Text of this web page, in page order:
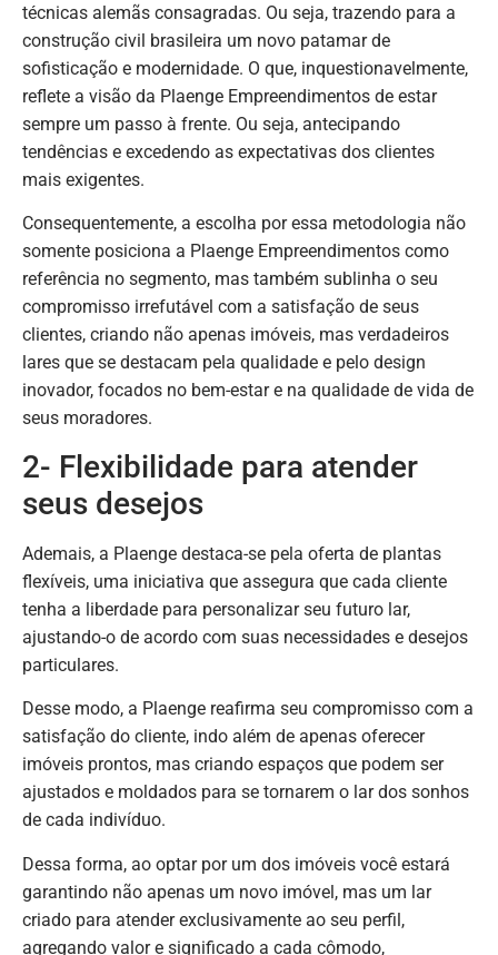
técnicas alemãs consagradas. Ou seja, trazendo para a
construção civil brasileira um novo patamar de
sofisticação e modernidade. O que, inquestionavelmente,
reflete a visão da Plaenge Empreendimentos de estar
sempre um passo à frente. Ou seja, antecipando
tendências e excedendo as expectativas dos clientes
mais exigentes.
Consequentemente, a escolha por essa metodologia não
somente posiciona a Plaenge Empreendimentos como
referência no segmento, mas também sublinha o seu
compromisso irrefutável com a satisfação de seus
clientes, criando não apenas imóveis, mas verdadeiros
lares que se destacam pela qualidade e pelo design
inovador, focados no bem-estar e na qualidade de vida de
seus moradores.
2- Flexibilidade para atender
seus desejos
Ademais, a Plaenge destaca-se pela oferta de plantas
flexíveis, uma iniciativa que assegura que cada cliente
tenha a liberdade para personalizar seu futuro lar,
ajustando-o de acordo com suas necessidades e desejos
particulares.
Desse modo, a Plaenge reafirma seu compromisso com a
satisfação do cliente, indo além de apenas oferecer
imóveis prontos, mas criando espaços que podem ser
ajustados e moldados para se tornarem o lar dos sonhos
de cada indivíduo.
Dessa forma, ao optar por um dos imóveis você estará
garantindo não apenas um novo imóvel, mas um lar
criado para atender exclusivamente ao seu perfil,
agregando valor e significado a cada cômodo,